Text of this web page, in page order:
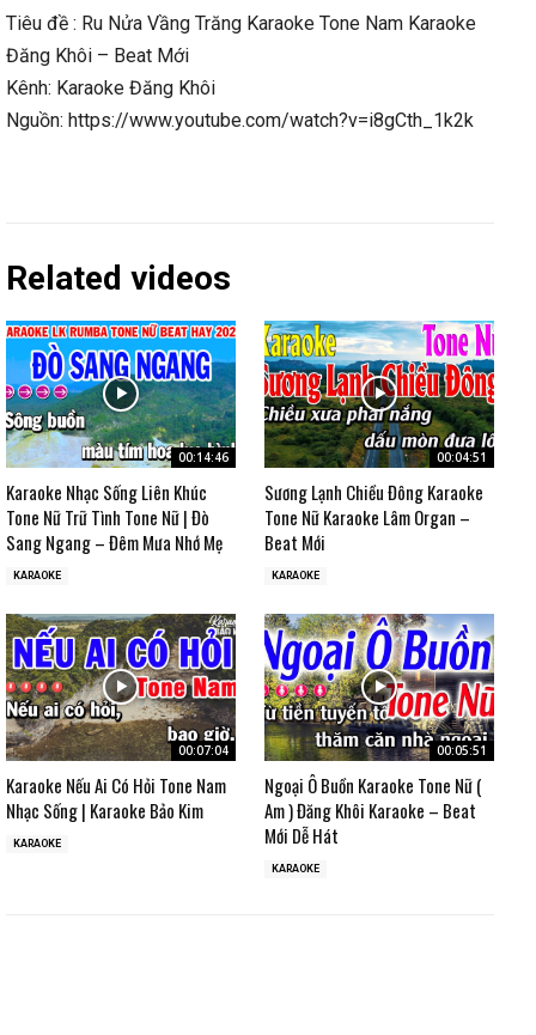
Tiêu đề : Ru Nửa Vầng Trăng Karaoke Tone Nam Karaoke
Đăng Khôi – Beat Mới
Kênh: Karaoke Đăng Khôi
Nguồn: https://www.youtube.com/watch?v=i8gCth_1k2k
Related videos
00:14:46
Karaoke Nhạc Sống Liên Khúc
Tone Nữ Trữ Tình Tone Nữ | Đò
Sang Ngang – Đêm Mưa Nhớ Mẹ
KARAOKE
00:04:51
Sương Lạnh Chiều Đông Karaoke
Tone Nữ Karaoke Lâm Organ –
Beat Mới
KARAOKE
00:07:04
Karaoke Nếu Ai Có Hỏi Tone Nam
Nhạc Sống | Karaoke Bảo Kim
KARAOKE
00:05:51
Ngoại Ô Buồn Karaoke Tone Nữ (
Am ) Đăng Khôi Karaoke – Beat
Mới Dễ Hát
KARAOKE